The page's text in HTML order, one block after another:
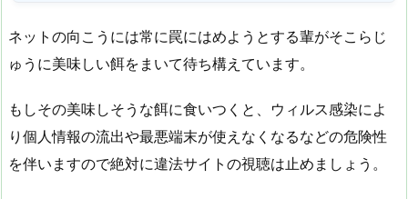
ネットの向こうには常に罠にはめようとする輩がそこらじ
ゅうに美味しい餌をまいて待ち構えています。
もしその美味しそうな餌に食いつくと、ウィルス感染によ
り個人情報の流出や最悪端末が使えなくなるなどの危険性
を伴いますので絶対に違法サイトの視聴は止めましょう。